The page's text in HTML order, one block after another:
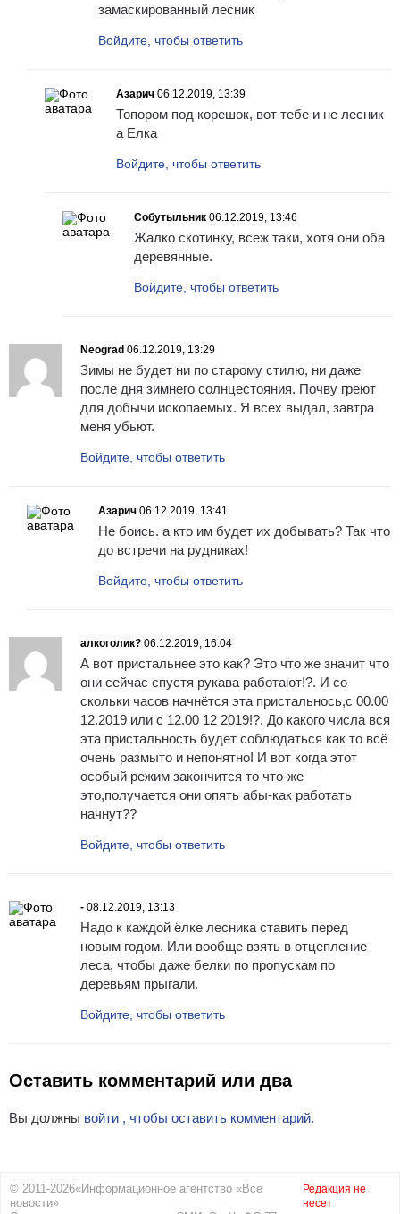
замаскированный лесник
Войдите, чтобы ответить
Азарич 06.12.2019, 13:39
Топором под корешок, вот тебе и не лесник
а Елка
Войдите, чтобы ответить
Собутыльник 06.12.2019, 13:46
Жалко скотинку, всеж таки, хотя они оба
деревянные.
Войдите, чтобы ответить
Neograd 06.12.2019, 13:29
Зимы не будет ни по старому стилю, ни даже
после дня зимнего солнцестояния. Почву греют
для добычи ископаемых. Я всех выдал, завтра
меня убьют.
Войдите, чтобы ответить
Азарич 06.12.2019, 13:41
Не боись. а кто им будет их добывать? Так что
до встречи на рудниках!
Войдите, чтобы ответить
алкоголик? 06.12.2019, 16:04
А вот пристальнее это как? Это что же значит что
они сейчас спустя рукава работают!?. И со
скольки часов начнётся эта пристальнось,с 00.00
12.2019 или с 12.00 12 2019!?. До какого числа вся
эта пристальность будет соблюдаться как то всё
очень размыто и непонятно! И вот когда этот
особый режим закончится то что-же
это,получается они опять абы-как работать
начнут??
Войдите, чтобы ответить
- 08.12.2019, 13:13
Надо к каждой ёлке лесника ставить перед
новым годом. Или вообще взять в отцепление
леса, чтобы даже белки по пропускам по
деревьям прыгали.
Войдите, чтобы ответить
Оставить комментарий или два
Вы должны войти , чтобы оставить комментарий.
© 2011-2026«Информационное агентство «Все
новости»
Редакция не
несет